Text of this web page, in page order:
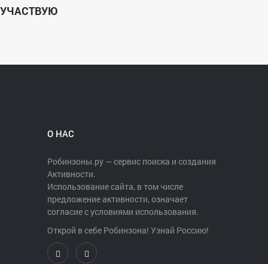
УЧАСТВУЮ
О НАС
Робинзоны.ру — сервис поиска и создания
Активности.
Использование сайта, в том числе
предложение активности, означает
согласие с условиями использования.
Открой в себе Робинзона! Узнай Россию!